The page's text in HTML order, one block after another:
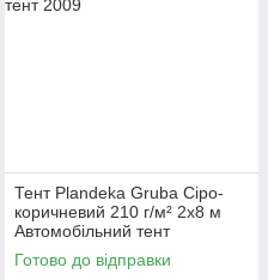
Тент Plandeka Gruba Сіро-
коричневий 210 г/м² 2х8 м
Автомобільний тент
Універсальний тарпауліновий
тент
Готово до відправки